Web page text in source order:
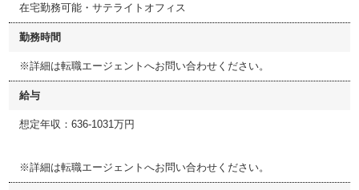
在宅勤務可能・サテライトオフィス
勤務時間
※詳細は転職エージェントへお問い合わせください。
給与
想定年収：636-1031万円
※詳細は転職エージェントへお問い合わせください。